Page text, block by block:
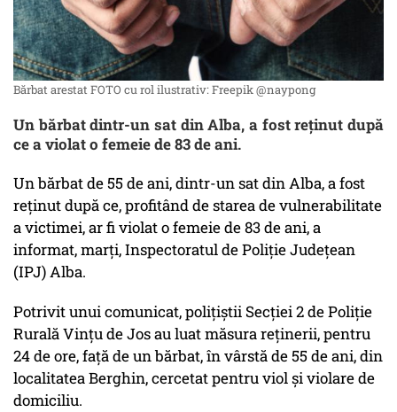
Bărbat arestat FOTO cu rol ilustrativ: Freepik @naypong
Un bărbat dintr-un sat din Alba, a fost reținut după
ce a violat o femeie de 83 de ani.
Un bărbat de 55 de ani, dintr-un sat din Alba, a fost
reţinut după ce, profitând de starea de vulnerabilitate
a victimei, ar fi violat o femeie de 83 de ani, a
informat, marţi, Inspectoratul de Poliţie Judeţean
(IPJ) Alba.
Potrivit unui comunicat, poliţiştii Secţiei 2 de Poliţie
Rurală Vinţu de Jos au luat măsura reţinerii, pentru
24 de ore, faţă de un bărbat, în vârstă de 55 de ani, din
localitatea Berghin, cercetat pentru viol şi violare de
domiciliu.